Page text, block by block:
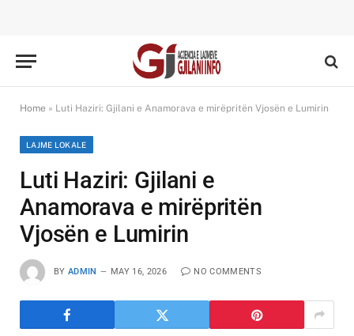
Home » Luti Haziri: Gjilani e Anamorava e mirëpritën Vjosën e Lumirin
LAJME LOKALE
Luti Haziri: Gjilani e
Anamorava e mirëpritën
Vjosën e Lumirin
BY ADMIN MAY 16, 2026 NO COMMENTS